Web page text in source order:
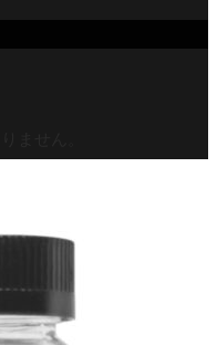
ません。